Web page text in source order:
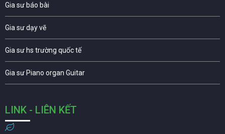
Gia sư báo bài
Gia sư dạy vẽ
Gia sư hs trường quốc tế
Gia sư Piano organ Guitar
LINK - LIÊN KẾT